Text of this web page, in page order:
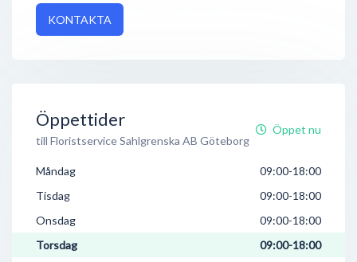
KONTAKTA
Öppettider
till Floristservice Sahlgrenska AB Göteborg
Öppet nu
Måndag
09:00-18:00
Tisdag
09:00-18:00
Onsdag
09:00-18:00
Torsdag
09:00-18:00